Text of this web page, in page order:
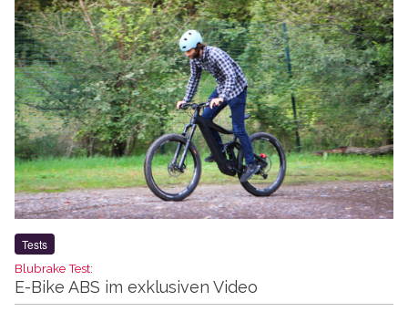
Tests
Blubrake Test:
E-Bike ABS im exklusiven Video